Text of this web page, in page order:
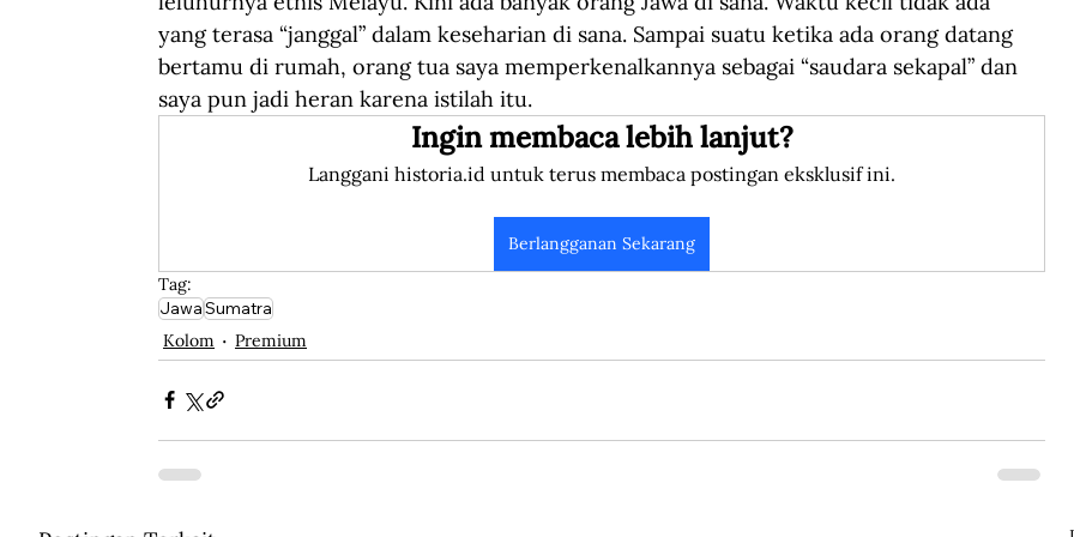
yang terasa “janggal” dalam keseharian di sana. Sampai suatu ketika ada orang datang
bertamu di rumah, orang tua saya memperkenalkannya sebagai “saudara sekapal” dan
saya pun jadi heran karena istilah itu.
Ingin membaca lebih lanjut?
Langgani historia.id untuk terus membaca postingan eksklusif ini.
Berlangganan Sekarang
Tag:
JawaSumatra
Kolom
Premium